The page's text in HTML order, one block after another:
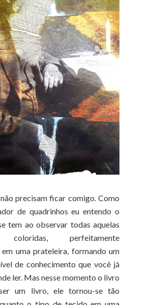
precisam ficar comigo. Como
de quadrinhos eu entendo o
tem ao observar todas aquelas
coloridas, perfeitamente
em uma prateleira, formando um
de conhecimento que você já
ler. Mas nesse momento o livro
um livro, ele tornou-se tão